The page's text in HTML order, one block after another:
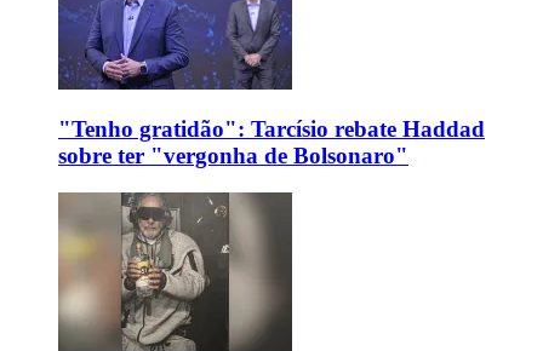
"Tenho gratidão": Tarcísio rebate Haddad
sobre ter "vergonha de Bolsonaro"